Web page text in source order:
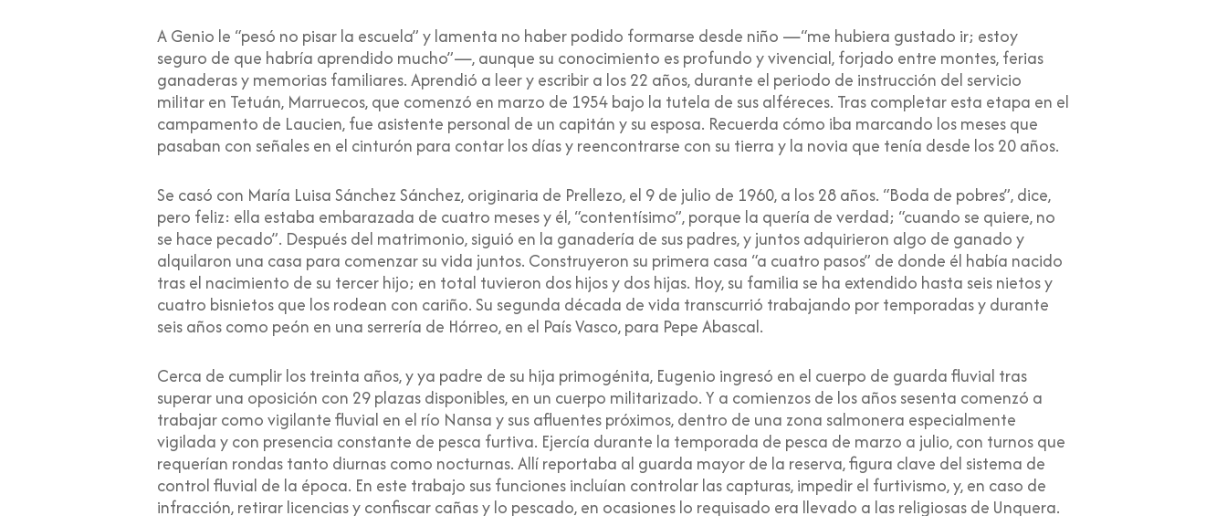
A Genio le “pesó no pisar la escuela” y lamenta no haber podido formarse desde niño —“me hubiera gustado ir; estoy
seguro de que habría aprendido mucho”—, aunque su conocimiento es profundo y vivencial, forjado entre montes, ferias
ganaderas y memorias familiares. Aprendió a leer y escribir a los 22 años, durante el periodo de instrucción del servicio
militar en Tetuán, Marruecos, que comenzó en marzo de 1954 bajo la tutela de sus alféreces. Tras completar esta etapa en el
campamento de Laucien, fue asistente personal de un capitán y su esposa. Recuerda cómo iba marcando los meses que
pasaban con señales en el cinturón para contar los días y reencontrarse con su tierra y la novia que tenía desde los 20 años.
Se casó con María Luisa Sánchez Sánchez, originaria de Prellezo, el 9 de julio de 1960, a los 28 años. “Boda de pobres”, dice,
pero feliz: ella estaba embarazada de cuatro meses y él, “contentísimo”, porque la quería de verdad; “cuando se quiere, no
se hace pecado”. Después del matrimonio, siguió en la ganadería de sus padres, y juntos adquirieron algo de ganado y
alquilaron una casa para comenzar su vida juntos. Construyeron su primera casa “a cuatro pasos” de donde él había nacido
tras el nacimiento de su tercer hijo; en total tuvieron dos hijos y dos hijas. Hoy, su familia se ha extendido hasta seis nietos y
cuatro bisnietos que los rodean con cariño. Su segunda década de vida transcurrió trabajando por temporadas y durante
seis años como peón en una serrería de Hórreo, en el País Vasco, para Pepe Abascal.
Cerca de cumplir los treinta años, y ya padre de su hija primogénita, Eugenio ingresó en el cuerpo de guarda fluvial tras
superar una oposición con 29 plazas disponibles, en un cuerpo militarizado. Y a comienzos de los años sesenta comenzó a
trabajar como vigilante fluvial en el río Nansa y sus afluentes próximos, dentro de una zona salmonera especialmente
vigilada y con presencia constante de pesca furtiva. Ejercía durante la temporada de pesca de marzo a julio, con turnos que
requerían rondas tanto diurnas como nocturnas. Allí reportaba al guarda mayor de la reserva, figura clave del sistema de
control fluvial de la época. En este trabajo sus funciones incluían controlar las capturas, impedir el furtivismo, y, en caso de
infracción, retirar licencias y confiscar cañas y lo pescado, en ocasiones lo requisado era llevado a las religiosas de Unquera.